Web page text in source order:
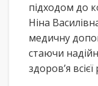
підходом до
Ніна
медичну
стаючи
здоров’я